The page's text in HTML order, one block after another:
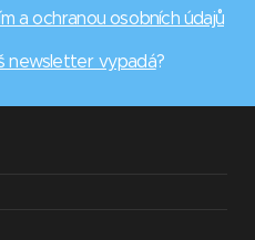
a ochranou osobních údajů
newsletter vypadá?